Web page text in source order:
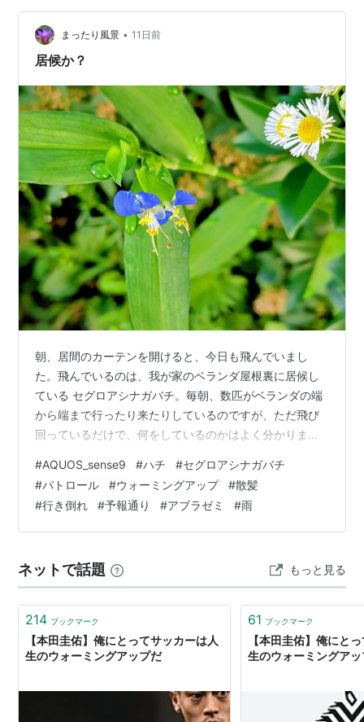
まったり風景 • 11日前
居候か？
朝、居間のカーテンを開けると、今日も飛んでいまし
た。飛んでいるのは、我が家のベランダ屋根裏に居候し
ている セグロアシナガバチ。毎朝、数匹がベランダの端
から端まで行ったり来たりしているのですが、ただ飛び
回っているだけで、何をしているのかはよく分かりませ
す、それともウォーミングアップ飛行かも。 その朝、散
髪のために近所の理容店へ歩いて向かっていました。す
ると足元に何かが落ちているのを発見。よく見ると、写
真のとおり ハチの死骸でした。姿形からしてセグロアシ
もあります。幼虫のために餌を探している最中に力…
#AQUOS_sense9 #ハチ #セグロアシナガバチ
#パトロール #ウォーミングアップ #散髪
#行き倒れ #予報通り #アブラゼミ #雨
ネットで話題 もっと見る
214 ブックマーク
【本田圭佑】俺にとってサッカーは人
生のウォーミングアップだ
61 ブックマーク
【本田圭佑】俺にと
生のウォーミングア